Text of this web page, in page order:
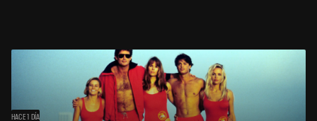
HACE 1 DÍA